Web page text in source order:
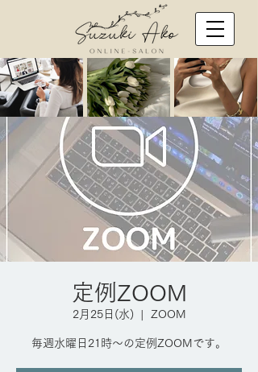
定例ZOOM
2月25日(水) ZOOM
毎週水曜日21時～の定例ZOOMです。